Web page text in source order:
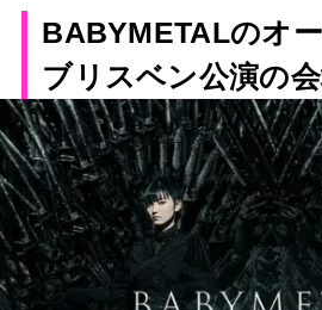
BABYMETALのオ
ブリスベン公演の